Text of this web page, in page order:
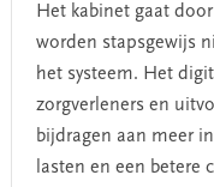
Het kabinet gaat
worden stapsgewijs
het systeem. Het
zorgverleners en
bijdragen aan meer
lasten en een betere